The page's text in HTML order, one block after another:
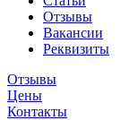
Отзывы
Вакансии
Реквизиты
Отзывы
Цены
Контакты